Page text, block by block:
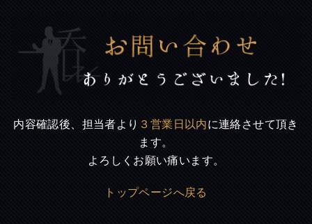
内容確認後、担当者より ３営業日以内に連絡させて頂き
ます。
よろしくお願い痛います。
トップページへ戻る